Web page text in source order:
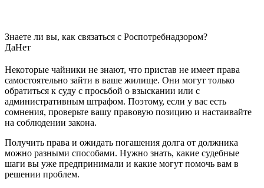
Знаете ли вы, как связаться с Роспотребнадзором?
ДаНет
Некоторые чайники не знают, что пристав не имеет права
самостоятельно зайти в ваше жилище. Они могут только
обратиться к суду с просьбой о взыскании или с
административным штрафом. Поэтому, если у вас есть
сомнения, проверьте вашу правовую позицию и настаивайте
на соблюдении закона.
Получить права и ожидать погашения долга от должника
можно разными способами. Нужно знать, какие судебные
шаги вы уже предпринимали и какие могут помочь вам в
решении проблем.